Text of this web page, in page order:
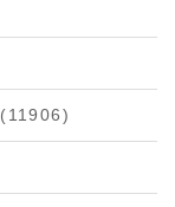
(11906)